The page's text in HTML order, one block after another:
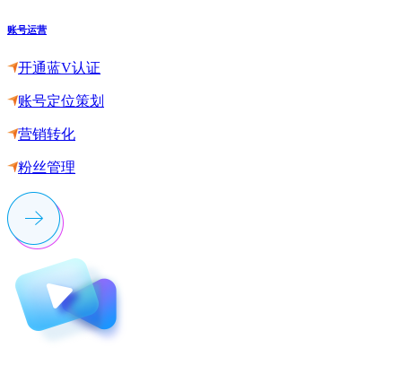
账号运营
开通蓝V认证
账号定位策划
营销转化
粉丝管理